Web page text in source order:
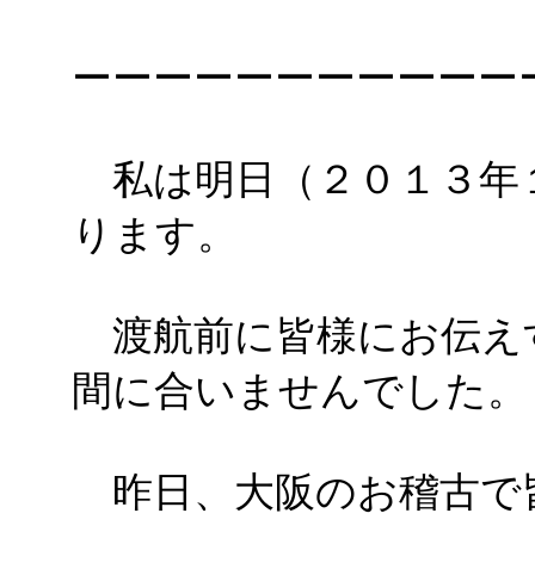
ーーーーーーーーーー
私は明日（２０１３年
ります。
渡航前に皆様にお伝え
間に合いませんでした。
昨日、大阪のお稽古で